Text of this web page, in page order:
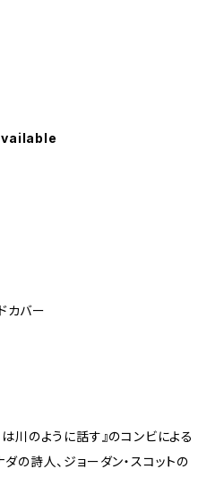
バー
川のように話す』のコンビによる
の詩人、ジョーダン・スコットの